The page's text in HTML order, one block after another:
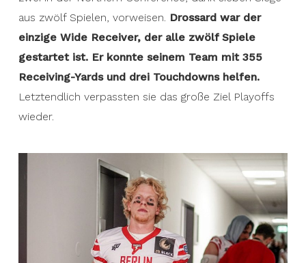
aus zwölf Spielen, vorweisen. Drossard war der
einzige Wide Receiver, der alle zwölf Spiele
gestartet ist. Er konnte seinem Team mit 355
Receiving-Yards und drei Touchdowns helfen.
Letztendlich verpassten sie das große Ziel Playoffs
wieder.